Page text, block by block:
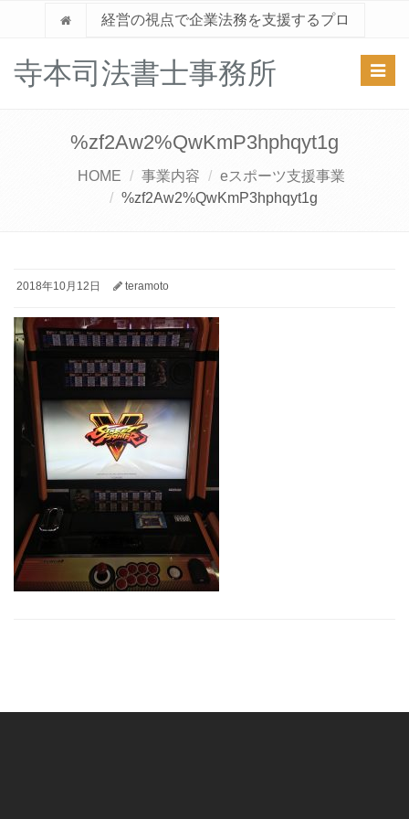
経営の視点で企業法務を支援するプロ
寺本司法書士事務所
%zf2Aw2%QwKmP3hphqyt1g
HOME 事業内容
eスポーツ支援事業
%zf2Aw2%QwKmP3hphqyt1g
2018年10月12日 teramoto